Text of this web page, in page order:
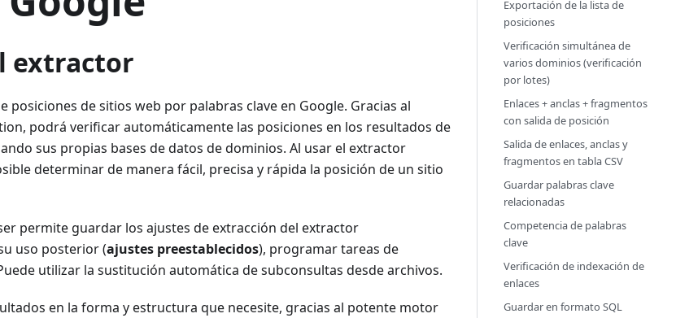
extractor
posiciones de sitios web por palabras clave en Google. Gracias al
podrá verificar automáticamente las posiciones en los resultados de
sus propias bases de datos de dominios. Al usar el extractor
determinar de manera fácil, precisa y rápida la posición de un sitio
permite guardar los ajustes de extracción del extractor
uso posterior (ajustes preestablecidos), programar tareas de
utilizar la sustitución automática de subconsultas desde archivos.
en la forma y estructura que necesite, gracias al potente motor
Exportación de la lista de
posiciones
Verificación simultánea de
varios dominios (verificación
por lotes)
Enlaces + anclas + fragmentos
con salida de posición
Salida de enlaces, anclas y
fragmentos en tabla CSV
Guardar palabras clave
relacionadas
Competencia de palabras
clave
Verificación de indexación de
enlaces
Guardar en formato SQL